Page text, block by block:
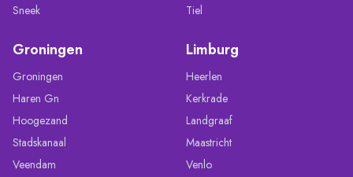
Sneek
Tiel
Groningen
Groningen
Haren Gn
Hoogezand
Stadskanaal
Veendam
Limburg
Heerlen
Kerkrade
Landgraaf
Maastricht
Venlo